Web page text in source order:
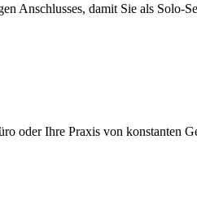
Anschlusses, damit Sie als Solo-
oder Ihre Praxis von konstanten